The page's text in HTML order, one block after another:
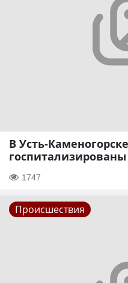
В Усть-
1747
Происшествия